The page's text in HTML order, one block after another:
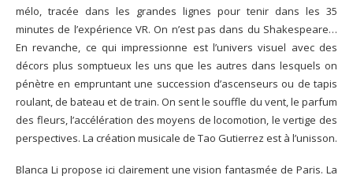
mélo, tracée dans les grandes lignes pour tenir dans les 35
minutes de l’expérience VR. On n’est pas dans du Shakespeare…
En revanche, ce qui impressionne est l’univers visuel avec des
décors plus somptueux les uns que les autres dans lesquels on
pénètre en empruntant une succession d’ascenseurs ou de tapis
roulant, de bateau et de train. On sent le souffle du vent, le parfum
des fleurs, l’accélération des moyens de locomotion, le vertige des
perspectives. La création musicale de Tao Gutierrez est à l’unisson.
Blanca Li propose ici clairement une vision fantasmée de Paris. La